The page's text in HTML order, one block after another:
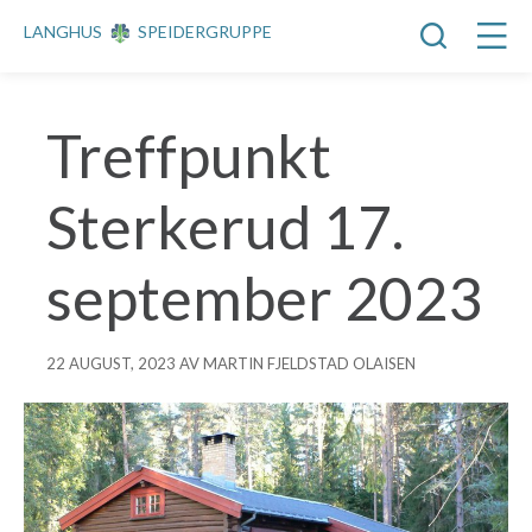
LANGHUS SPEIDERGRUPPE
Treffpunkt
Sterkerud 17.
september 2023
22 AUGUST, 2023 AV MARTIN FJELDSTAD OLAISEN